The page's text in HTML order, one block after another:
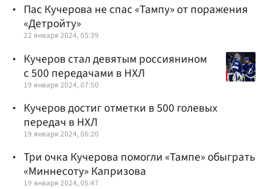
Пас Кучерова не спас «Тампу» от поражения
«Детройту»
22 января 2024, 05:39
Кучеров стал девятым россиянином
с 500 передачами в НХЛ
19 января 2024, 07:50
Кучеров достиг отметки в 500 голевых
передач в НХЛ
19 января 2024, 06:20
Три очка Кучерова помогли «Тампе» обыграть
«Миннесоту» Капризова
19 января 2024, 05:47